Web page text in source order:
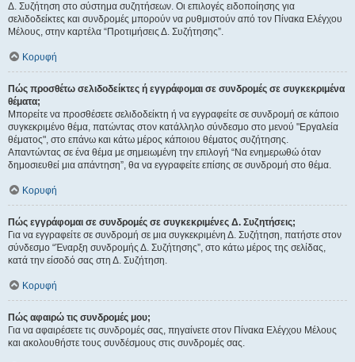
Δ. Συζήτηση στο σύστημα συζητήσεων. Οι επιλογές ειδοποίησης για
σελιδοδείκτες και συνδρομές μπορούν να ρυθμιστούν από τον Πίνακα Ελέγχου
Μέλους, στην καρτέλα “Προτιμήσεις Δ. Συζήτησης”.
Κορυφή
Πώς προσθέτω σελιδοδείκτες ή εγγράφομαι σε συνδρομές σε συγκεκριμένα
θέματα;
Μπορείτε να προσθέσετε σελιδοδείκτη ή να εγγραφείτε σε συνδρομή σε κάποιο
συγκεκριμένο θέμα, πατώντας στον κατάλληλο σύνδεσμο στο μενού "Εργαλεία
θέματος", στο επάνω και κάτω μέρος κάποιου θέματος συζήτησης.
Απαντώντας σε ένα θέμα με σημειωμένη την επιλογή “Να ενημερωθώ όταν
δημοσιευθεί μια απάντηση”, θα να εγγραφείτε επίσης σε συνδρομή στο θέμα.
Κορυφή
Πώς εγγράφομαι σε συνδρομές σε συγκεκριμένες Δ. Συζητήσεις;
Για να εγγραφείτε σε συνδρομή σε μια συγκεκριμένη Δ. Συζήτηση, πατήστε στον
σύνδεσμο “Έναρξη συνδρομής Δ. Συζήτησης”, στο κάτω μέρος της σελίδας,
κατά την είσοδό σας στη Δ. Συζήτηση.
Κορυφή
Πώς αφαιρώ τις συνδρομές μου;
Για να αφαιρέσετε τις συνδρομές σας, πηγαίνετε στον Πίνακα Ελέγχου Μέλους
και ακολουθήστε τους συνδέσμους στις συνδρομές σας.